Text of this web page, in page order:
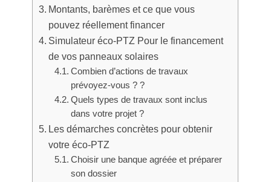
Montants, barèmes et ce que vous
pouvez réellement financer
Simulateur éco-PTZ Pour le financement
de vos panneaux solaires
Combien d’actions de travaux
prévoyez-vous ? ?
Quels types de travaux sont inclus
dans votre projet ?
Les démarches concrètes pour obtenir
votre éco-PTZ
Choisir une banque agréée et préparer
son dossier